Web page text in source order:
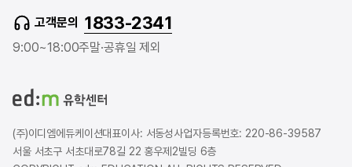
u
r
l
a
고객문의 1833-2341
9:00~18:00주말·공휴일 제외
(주)이디엠에듀케이션대표이사: 서동성사업자등록번호: 220-86-39587
서울 서초구 서초대로78길 22 홍우제2빌딩 6층